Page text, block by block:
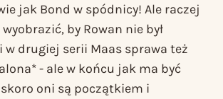
jak Bond w spódnicy! Ale raczej
by Rowan nie był
w drugiej serii Maas sprawa też
- ale w końcu jak ma być
oni są początkiem i